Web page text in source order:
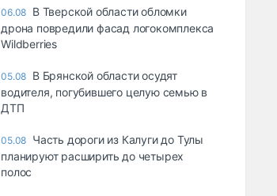
06.08 В Тверской области обломки
дрона повредили фасад логокомплекса
Wildberries
05.08 В Брянской области осудят
водителя, погубившего целую семью в
ДТП
05.08 Часть дороги из Калуги до Тулы
планируют расширить до четырех
полос